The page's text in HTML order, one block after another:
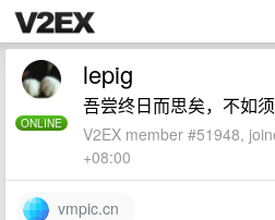
ONLINE
lepig
吾尝终日而思矣，不如须
V2EX member #51948,
+08:00
vmpic.cn